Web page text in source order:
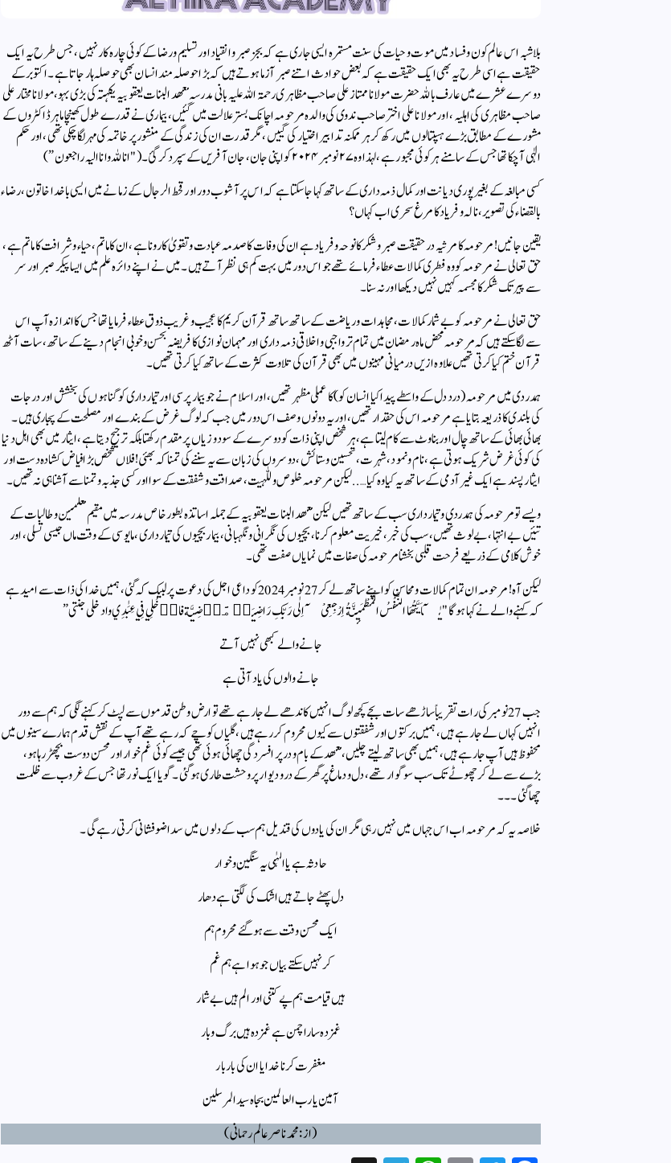
بلاشبہ اس عالم کون و فساد میں موت و حیات کی سنت مستمرہ ایسی جاری ہے کہ بجز صبر و انقیاد اور تسلیم و رضا کے کوئی چارہ کار نہیں ، جس طرح یہ ایک
حقیقت ہے اسی طرح یہ بھی ایک حقیقت ہے کہ بعض حوادث اتنے صبر آزما ہوتے ہیں کہ بڑا حوصلہ مند انسان بھی حوصلہ ہار جاتا ہے ۔ اکتوبر کے
دوسرے عشرے میں عارف باللہ حضرت مولانا ممتاز علی صاحب مظاہری رحمۃ اللہ علیہ بانی مدرسہ معھد البنات یعقوبیہ یکہتہ کی بڑی بہو ، مولانا مختار علی
صاحب مظاہری کی اہلیہ ، اور مولانا علی اختر صاحب ندوی کی والدہ مرحومہ اچانک بستر علالت میں گئیں ، بیماری نے قدرے طول کھینچا ماہر ڈاکٹروں کے
مشورے کے مطابق بڑے ہسپتالوں میں رکھ کر ہر ممکنہ تدابیر اختیار کی گییں، مگر قدرت ان کی زندگی کے منشور پر خاتمہ کی مہر لگاچکی تھی ، اور حکم
الٰہی آچکا تھا جس کے سامنے ہرکوئی مجبور ہے ، لہذا وہ ٢٧ نومبر ٢٠٢٤ کو اپنی جان، جان آفریں کے سپرد کرگئ ۔ ( "انا للہ وانا الیہ راجعون”)
کسی مبالغہ کے بغیر پوری دیانت اور کمال ذمہ داری کے ساتھ کہا جاسکتا ہے کہ اس پر آشوب دور اور قحط الرجال کے زمانے میں ایسی باخدا خاتون ، رضاء
بالقضاء کی تصویر ،نالہ و فریاد کا مرغ سحری اب کہاں ؟
یقین جانیں! مرحومہ کا مرثیہ در حقیقت صبر و شکر کا نوحہ و فریاد ہے ان کی وفات کا صدمہ عبادت و تقویٰ کا رونا ہے ، ان کا ماتم ، حیاء و شرافت کا ماتم ہے ،
حق تعالی نے مرحومہ کو وہ فطری کمالات عطاء فرمائے تھے جو اس دور میں بہت کم ہی نظر آتے ہیں ۔ میں نے اپنے دائرہ علم میں ایسا پیکر صبر اور سر
سے پیر تک شکر کا مجسمہ کہیں نہیں دیکھا اور نہ سنا۔
حق تعالی نے مرحومہ کو بے شمار کمالات ، مجاہدات و ریاضت کے ساتھ ساتھ قرآن کریم کا عجیب و غریب ذوق عطاء فرمایا تھا جس کا اندازہ آپ اس
سے لگا سکتے ہیں کہ مرحومہ محض ماہ رمضان میں تمام تر واجبی و اخلاقی ذمہ داری اور مہمان نوازی کا فریضہ بحسن وخوبی انجام دینے کے ساتھ ، سات آٹھ
قرآن ختم کیا کرتی تھیں علاوہ ازیں درمیانی مہینوں میں بھی قرآن کی تلاوت کثرت کے ساتھ کیا کرتی تھیں۔
ہمدردی میں مرحومہ (درد دل کے واسطے پیدا کیا انسان کو) کا عملی مظہر تھیں، اور اسلام نے جو بیمار پرسی اور تیمارداری کو گناہوں کی بخشش اور درجات
کی بلندی کا ذریعہ بتایا ہے مرحومہ اس کی حقدار تھیں ، اور یہ دونوں وصف اس دور میں جب کہ لوگ غرض کے بندے اور مصلحت کے پجاری ہیں ۔
بھائی بھائی کے ساتھ چال اور بناوٹ سے کام لیتا ہے ، ہرشخص اپنی ذات کو دوسرے کے سود و زیاں پر مقدم رکھتا بلکہ ترجیح دیتا ہے ، ایثار میں بھی اہل دنیا
کی کوئی غرض شریک ہوتی ہے ، نام و نمود ، شہرت، تحسین و ستائش ، دوسروں کی زبان سے یہ سننے کی تمنا کہ بھئی! فلاں شخص بڑا فیاض کشادہ دست اور
ایثار پسند ہے ایک غیر آدمی کے ساتھ یہ کیا وہ کیا…..لیکن مرحومہ خلوص و للہیت ،صداقت وشفقت کے سوا اور کسی جذبہ و تمنا سے آشنا ہی نہ تھیں۔
ویسے تو مرحومہ کی ہمدردی و تیمارداری سب کے ساتھ تھیں لیکن معھد البنات یعقوبیہ کے جملہ اساتذہ بطور خاص مدرسہ میں مقیم معلمین وطالبات کے
تئیں بے انتہا، بے لوث تھیں، سب کی خبر ، خیریت معلوم کرنا ، بچیوں کی نگرانی و نگہبانی ، بیمار بچیوں کی تیمارداری ، مایوسی کے وقت ماں جیسی تسلی، اور
خوش کلامی کے ذریعے فرحت قلبی بخشنا مرحومہ کی صفات میں نمایاں صفت تھی۔
لیکن آہ! مرحومہ ان تمام کمالات ومحاسن کو اپنے ساتھ لے کر 27نومبر 2024 کو داعی اجل کی دعوت پر لبیک کہ گئی ،ہمیں خدا کی ذات سے امید ہے
کہ کہنے والے نے کہا ہوگا "یٰۤاَیَّتُهَا النَّفْسُ الْمُطْمَىٕنَّةُ اِرْجِعِیْۤ اِلٰى رَبِّكِ رَاضِيَةࣰ مَّرۡضِيَّةفادۡخُلِي فِي عِبَٰدِي وادخلی جنتی”
جانے والے کبھی نہیں آتے
جانے والوں کی یاد آتی ہے
جب 27 نومبر کی رات تقریباً ساڑھے سات بجے کچھ لوگ انہیں کاندھے لے جارہے تھے تو ارض وطن قدموں سے لپٹ کر کہنے لگی کہ ہم سے دور
انہیں کہاں لے جارہے ہیں ، ہمیں برکتوں اور شفقتوں سے کیوں محروم کررہے ہیں ، گلیاں کوچے کہ رہے تھے آپ کے نقش قدم ہمارے سینوں میں
محفوظ ہیں آپ جارہے ہیں، ہمیں بھی ساتھ لیتے چلیں، معھد کے بام و در پر افسردگی چھائی ہوئی تھی جیسے کوئی غم خوار اور محسن دوست بچھڑ رہاہو،
بڑے سے لے کر چھوٹے تک سب سوگوار تھے ،دل و دماغ پر گھر کے در و دیوار پر وحشت طاری ہوگئی ۔ گویا ایک نور تھا جس کے غروب سے ظلمت
چھاگئی۔۔۔
خلاصہ یہ کہ مرحومہ اب اس جہاں میں نہیں رہی مگر ان کی یادوں کی قندیل ہم سب کے دلوں میں سدا ضوفشانی کرتی رہے گی۔
حادثہ ہے یا الہٰی یہ سنگین و خوار
دل پھٹے جاتے ہیں اشک کی لگتی ہے دھار
ایک محسن وقت سے ہوگئے محروم ہم
کرنہیں سکتے بیاں جو ہوا ہے ہم غم
ہیں قیامت ہم پے کتنی اور الم ہیں بے شمار
غمزدہ سارا چمن ہے غمزدہ ہیں برگ وبار
مغفرت کرنا خدایا ان کی بار بار
آمین یارب العالمین بجاہ سید المرسلین
( از : محمد ناصر عالم رحمانی )